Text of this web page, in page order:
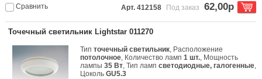
Сравнить Арт. 412158 Под заказ 62,00р
Точечный светильник Lightstar 011270
Типточечный светильник, Расположение
потолочное, Количество ламп1 шт., Мощность
лампы35 Вт, Тип лампсветодиодные, галогенные,
ЦокольGU5.3